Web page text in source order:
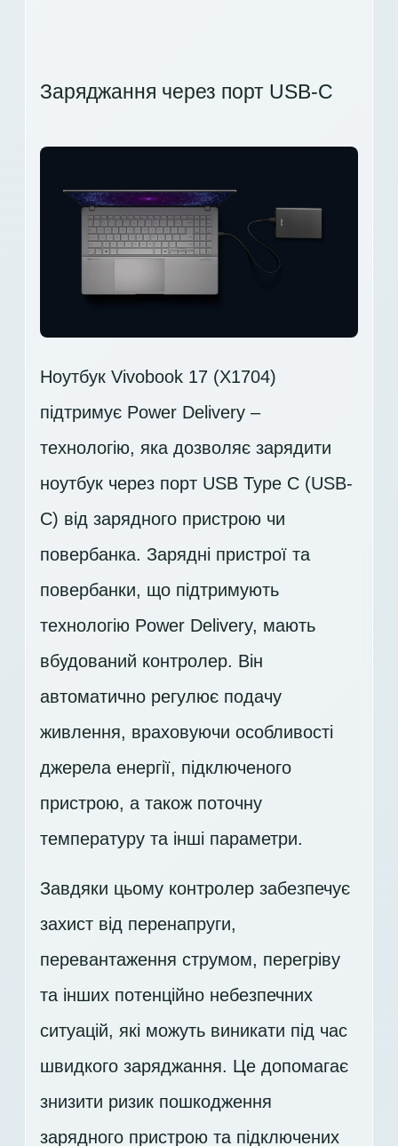
Заряджання через порт USB-C
Ноутбук Vivobook 17 (X1704)
підтримує Power Delivery –
технологію, яка дозволяє зарядити
ноутбук через порт USB Type C (USB-
C) від зарядного пристрою чи
повербанка. Зарядні пристрої та
повербанки, що підтримують
технологію Power Delivery, мають
вбудований контролер. Він
автоматично регулює подачу
живлення, враховуючи особливості
джерела енергії, підключеного
пристрою, а також поточну
температуру та інші параметри.
Завдяки цьому контролер забезпечує
захист від перенапруги,
перевантаження струмом, перегріву
та інших потенційно небезпечних
ситуацій, які можуть виникати під час
швидкого заряджання. Це допомагає
знизити ризик пошкодження
зарядного пристрою та підключених